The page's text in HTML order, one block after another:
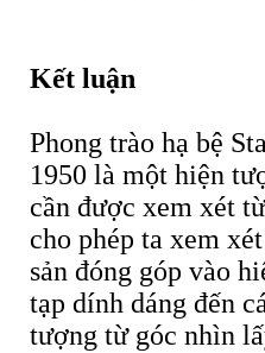
Kết luận
Phong trào hạ bệ
1950 là một hiện
cần được xem xét
cho phép ta xem
sản đóng góp vào
tạp dính dáng đến
tượng từ góc nhìn